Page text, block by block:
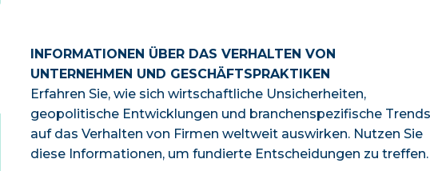
INFORMATIONEN ÜBER DAS VERHALTEN VON
UNTERNEHMEN UND GESCHÄFTSPRAKTIKEN
Erfahren Sie, wie sich wirtschaftliche Unsicherheiten,
geopolitische Entwicklungen und branchenspezifische Trends
auf das Verhalten von Firmen weltweit auswirken. Nutzen Sie
diese Informationen, um fundierte Entscheidungen zu treffen.